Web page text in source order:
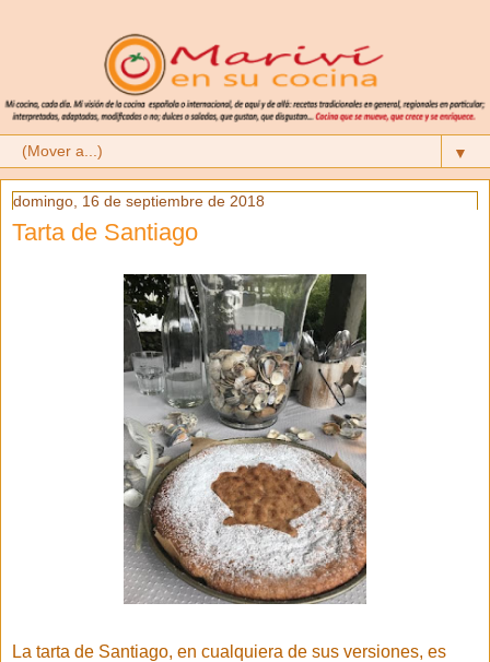
▼
domingo, 16 de septiembre de 2018
Tarta de Santiago
La tarta de Santiago, en cualquiera de sus versiones, es